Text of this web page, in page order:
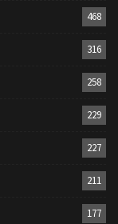
468
316
258
229
227
211
177